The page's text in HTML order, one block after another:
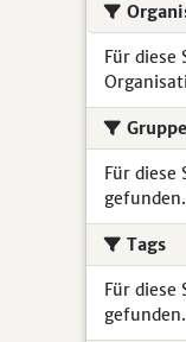
Für diese
Für diese
gefunden.
Tags
Für diese
gefunden.